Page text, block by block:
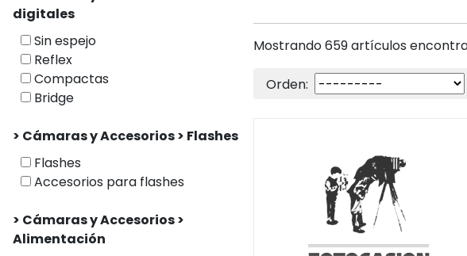
digitales
Sin espejo
Reflex
Compactas
Bridge
> Cámaras y Accesorios > Flashes
Flashes
Accesorios para flashes
> Cámaras y Accesorios >
Alimentación
Mostrando 659 artículos
Orden: